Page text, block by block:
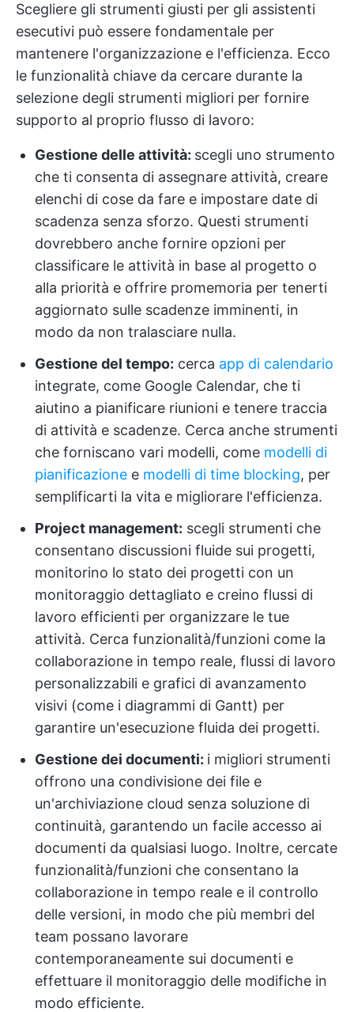
Scegliere gli strumenti giusti per gli assistenti
esecutivi può essere fondamentale per
mantenere l'organizzazione e l'efficienza. Ecco
le funzionalità chiave da cercare durante la
selezione degli strumenti migliori per fornire
supporto al proprio flusso di lavoro:
Gestione delle attività: scegli uno strumento
che ti consenta di assegnare attività, creare
elenchi di cose da fare e impostare date di
scadenza senza sforzo. Questi strumenti
dovrebbero anche fornire opzioni per
classificare le attività in base al progetto o
alla priorità e offrire promemoria per tenerti
aggiornato sulle scadenze imminenti, in
modo da non tralasciare nulla.
Gestione del tempo: cerca app di calendario
integrate, come Google Calendar, che ti
aiutino a pianificare riunioni e tenere traccia
di attività e scadenze. Cerca anche strumenti
che forniscano vari modelli, come modelli di
pianificazione e modelli di time blocking, per
semplificarti la vita e migliorare l'efficienza.
Project management: scegli strumenti che
consentano discussioni fluide sui progetti,
monitorino lo stato dei progetti con un
monitoraggio dettagliato e creino flussi di
lavoro efficienti per organizzare le tue
attività. Cerca funzionalità/funzioni come la
collaborazione in tempo reale, flussi di lavoro
personalizzabili e grafici di avanzamento
visivi (come i diagrammi di Gantt) per
garantire un'esecuzione fluida dei progetti.
Gestione dei documenti: i migliori strumenti
offrono una condivisione dei file e
un'archiviazione cloud senza soluzione di
continuità, garantendo un facile accesso ai
documenti da qualsiasi luogo. Inoltre, cercate
funzionalità/funzioni che consentano la
collaborazione in tempo reale e il controllo
delle versioni, in modo che più membri del
team possano lavorare
contemporaneamente sui documenti e
effettuare il monitoraggio delle modifiche in
modo efficiente.